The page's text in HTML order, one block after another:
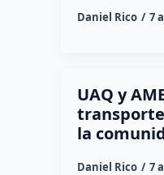
Daniel Rico 7
UAQ y
la
Daniel Rico 7